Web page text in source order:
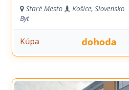
Staré Mesto
Košice, Slovensko
Byt
Kúpa dohoda